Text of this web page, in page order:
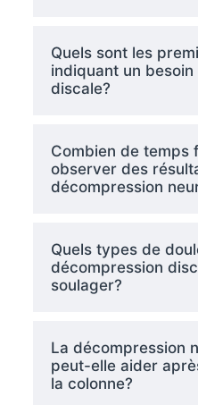
Quels sont les
indiquant un
discale?
Combien de temps
observer des
décompression
Quels types de
décompression
soulager?
La décompression
peut-elle aider
la colonne?